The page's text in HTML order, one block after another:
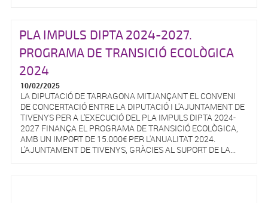
PLA IMPULS DIPTA 2024-2027.
PROGRAMA DE TRANSICIÓ ECOLÒGICA
2024
10/02/2025
LA DIPUTACIÓ DE TARRAGONA MITJANÇANT EL CONVENI
DE CONCERTACIÓ ENTRE LA DIPUTACIÓ I L'AJUNTAMENT DE
TIVENYS PER A L'EXECUCIÓ DEL PLA IMPULS DIPTA 2024-
2027 FINANÇA EL PROGRAMA DE TRANSICIÓ ECOLÒGICA,
AMB UN IMPORT DE 15.000€ PER L'ANUALITAT 2024.
L'AJUNTAMENT DE TIVENYS, GRÀCIES AL SUPORT DE LA...